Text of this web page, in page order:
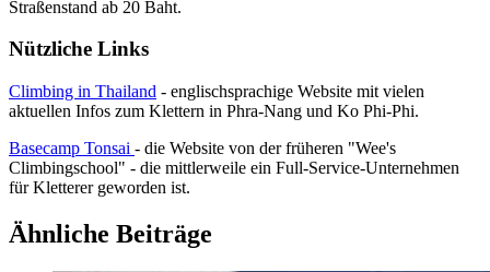
Straßenstand ab 20 Baht.
Nützliche Links
Climbing in Thailand - englischsprachige Website mit vielen
aktuellen Infos zum Klettern in Phra-Nang und Ko Phi-Phi.
Basecamp Tonsai - die Website von der früheren "Wee's
Climbingschool" - die mittlerweile ein Full-Service-Unternehmen
für Kletterer geworden ist.
Ähnliche Beiträge